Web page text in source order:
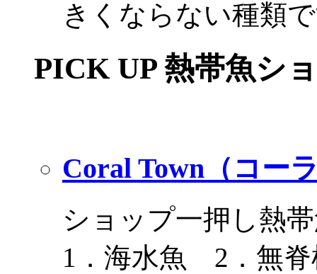
きくならない種類
PICK UP 熱帯魚シ
Coral Town（コー
ショップ一押し熱
1．海水魚 2．無脊